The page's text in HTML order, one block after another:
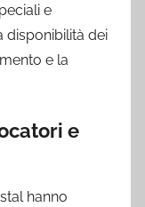
e
disponibilità dei
e la
e
hanno